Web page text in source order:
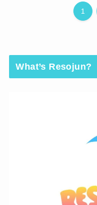
1
What’s Resojun?